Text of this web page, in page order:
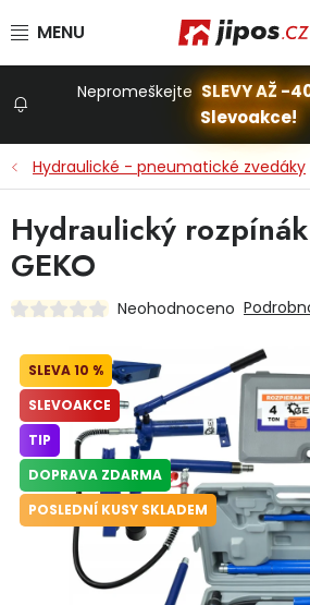
Stavba a dům
Dílna
Domácnost
Dětská hřiště
Autodoplňky
Nepromeškejte SLEVY AŽ -
Slevoakce!
Hydraulické - pneumatické zvedáky
Hydraulický
GEKO
Neohodnoceno
10 %
SLEVOAKCE
TIP
DOPRAVA ZDARMA
POSLEDNÍ KUSY SKLADEM